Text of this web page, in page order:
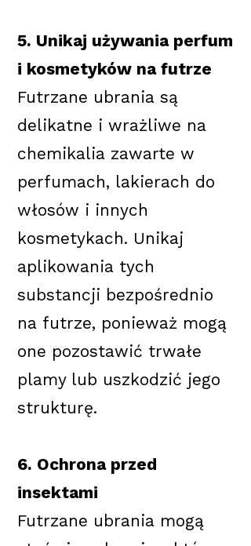
5. Unikaj używania perfum
i kosmetyków na futrze
Futrzane ubrania są
delikatne i wrażliwe na
chemikalia zawarte w
perfumach, lakierach do
włosów i innych
kosmetykach. Unikaj
aplikowania tych
substancji bezpośrednio
na futrze, ponieważ mogą
one pozostawić trwałe
plamy lub uszkodzić jego
strukturę.
6. Ochrona przed
insektami
Futrzane ubrania mogą